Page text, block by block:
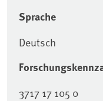
Sprache
Deutsch
3717 17 105 0